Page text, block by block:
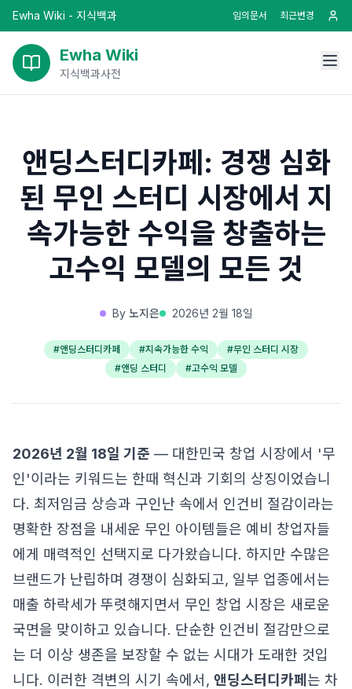
Ewha Wiki - 지식백과 임의문서 최근변경
Ewha Wiki
지식백과사전
앤딩스터디카페: 경쟁 심화
된 무인 스터디 시장에서 지
속가능한 수익을 창출하는
고수익 모델의 모든 것
By 노지은 2026년 2월 18일
#앤딩스터디카페 #지속가능한 수익 #무인 스터디 시장
#앤딩 스터디 #고수익 모델
2026년 2월 18일 기준 — 대한민국 창업 시장에서 '무
인'이라는 키워드는 한때 혁신과 기회의 상징이었습니
다. 최저임금 상승과 구인난 속에서 인건비 절감이라는
명확한 장점을 내세운 무인 아이템들은 예비 창업자들
에게 매력적인 선택지로 다가왔습니다. 하지만 수많은
브랜드가 난립하며 경쟁이 심화되고, 일부 업종에서는
매출 하락세가 뚜렷해지면서 무인 창업 시장은 새로운
국면을 맞이하고 있습니다. 단순한 인건비 절감만으로
는 더 이상 생존을 보장할 수 없는 시대가 도래한 것입
니다. 이러한 격변의 시기 속에서, 앤딩스터디카페 는 차